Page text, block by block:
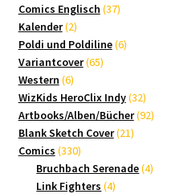
Comics Englisch 3737
Kalender 22
Produkte
Poldi und Poldiline 66
Variantcover 6565
Western 66
Produkte
WizKids HeroClix Indy 3232
Produkte
Artbooks/Alben/Bücher 9292
Blank Sketch Cover 2121
Comics 330330
Produkte
Bruchbach Serenade 44
Link Fighters 44